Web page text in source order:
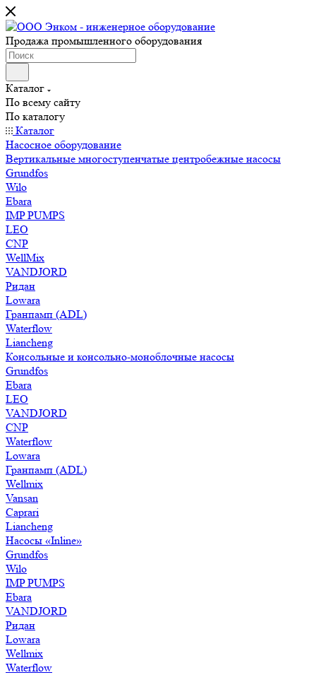
Продажа промышленного оборудования
Каталог
По всему сайту
По каталогу
Каталог
Насосное оборудование
Вертикальные многоступенчатые центробежные насосы
Grundfos
Wilo
Ebara
IMP PUMPS
LEO
CNP
WellMix
VANDJORD
Ридан
Lowara
Гранпамп (ADL)
Waterflow
Liancheng
Консольные и консольно-моноблочные насосы
Grundfos
Ebara
LEO
VANDJORD
CNP
Waterflow
Lowara
Гранпамп (ADL)
Wellmix
Vansan
Caprari
Liancheng
Насосы «Inline»
Grundfos
Wilo
IMP PUMPS
Ebara
VANDJORD
Ридан
Lowara
Wellmix
Waterflow